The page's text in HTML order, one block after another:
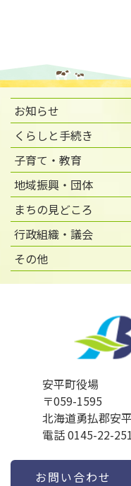
お知らせ
くらしと手続き
子育て・教育
地域振興・団体
まちの見どころ
行政組織・議会
その他
安平町役場
〒059-1595
北海道勇払郡安
電話 0145-22-
お問い合わせ